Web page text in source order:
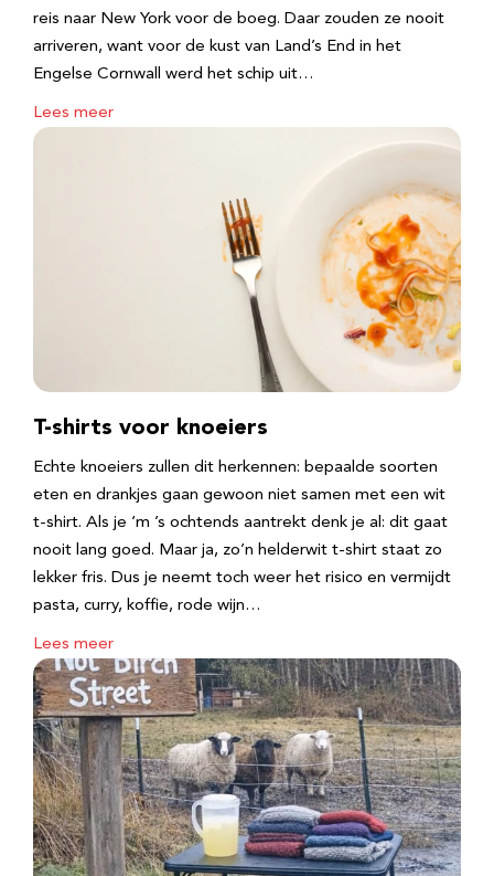
reis naar New York voor de boeg. Daar zouden ze nooit
arriveren, want voor de kust van Land’s End in het
Engelse Cornwall werd het schip uit…
Lees meer
T-shirts voor knoeiers
Echte knoeiers zullen dit herkennen: bepaalde soorten
eten en drankjes gaan gewoon niet samen met een wit
t-shirt. Als je ‘m ’s ochtends aantrekt denk je al: dit gaat
nooit lang goed. Maar ja, zo’n helderwit t-shirt staat zo
lekker fris. Dus je neemt toch weer het risico en vermijdt
pasta, curry, koffie, rode wijn…
Lees meer